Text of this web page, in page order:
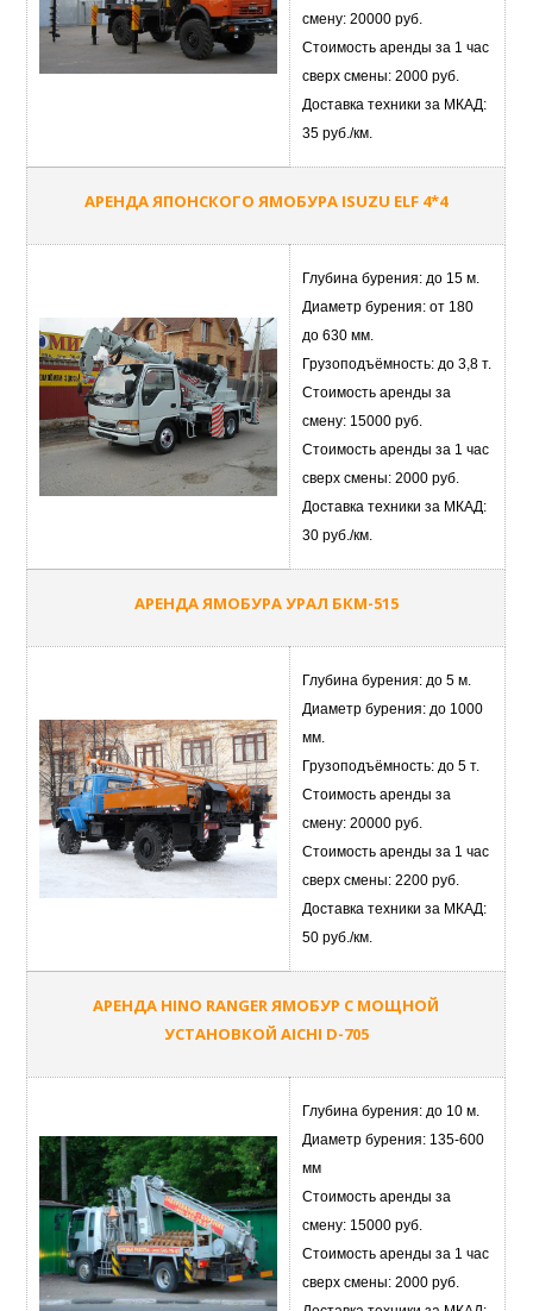
смену: 20000 руб.
Стоимость аренды за 1 час
сверх смены: 2000 руб.
Доставка техники за МКАД:
35 руб./км.
АРЕНДА ЯПОНСКОГО ЯМОБУРА ISUZU ELF 4*4
Глубина бурения: до 15 м.
Диаметр бурения: от 180
до 630 мм.
Грузоподъёмность: до 3,8 т.
Стоимость аренды за
смену: 15000 руб.
Стоимость аренды за 1 час
сверх смены: 2000 руб.
Доставка техники за МКАД:
30 руб./км.
АРЕНДА ЯМОБУРА УРАЛ БКМ-515
Глубина бурения: до 5 м.
Диаметр бурения: до 1000
мм.
Грузоподъёмность: до 5 т.
Стоимость аренды за
смену: 20000 руб.
Стоимость аренды за 1 час
сверх смены: 2200 руб.
Доставка техники за МКАД:
50 руб./км.
АРЕНДА HINO RANGER ЯМОБУР С МОЩНОЙ
УСТАНОВКОЙ AICHI D-705
Глубина бурения: до 10 м.
Диаметр бурения: 135-600
мм
Стоимость аренды за
смену: 15000 руб.
Стоимость аренды за 1 час
сверх смены: 2000 руб.